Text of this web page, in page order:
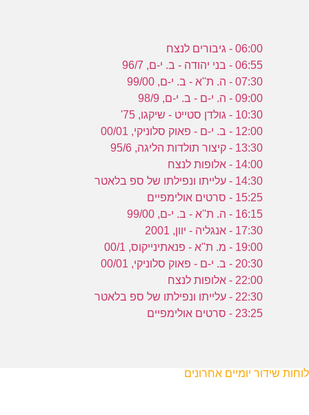
06:00 - גיבורים לנצח
06:55 - בני יהודה - ב. י-ם, 96/7
07:30 - ה. ת''א - ב. י-ם, 99/00
09:00 - ה. י-ם - ב. י-ם, 98/9
10:30 - גולדן סטייט - שיקגו, 75'
12:00 - ב. י-ם - פאוק סלוניקי, 00/01
13:30 - קיצור תולדות הליגה, 95/6
14:00 - אלופות לנצח
14:30 - עלייתו ונפילתו של ספ בלאטר
15:25 - סרטים אולימפיים
16:15 - ה. ת''א - ב. י-ם, 99/00
17:30 - אנגליה - יוון, 2001
19:00 - מ. ת''א - פנאתינייקוס, 00/1
20:30 - ב. י-ם - פאוק סלוניקי, 00/01
22:00 - אלופות לנצח
22:30 - עלייתו ונפילתו של ספ בלאטר
23:25 - סרטים אולימפיים
לוחות שידור יומיים אחרונים